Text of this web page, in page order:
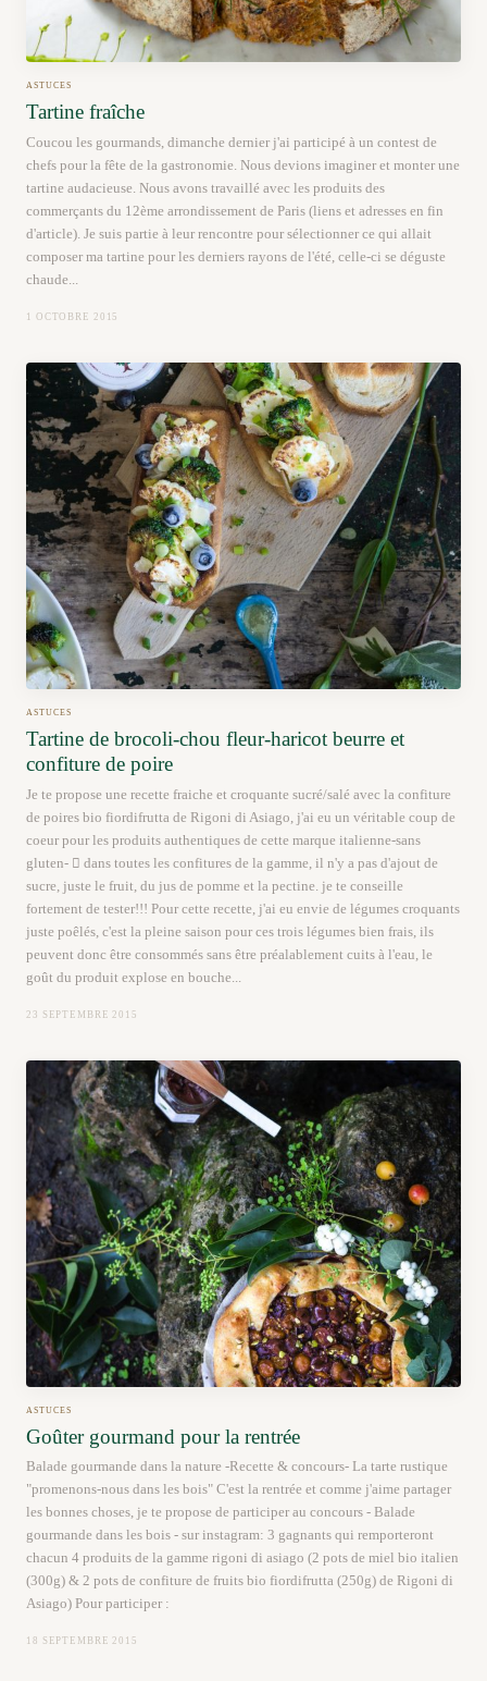
ASTUCES
Tartine fraîche
Coucou les gourmands, dimanche dernier j'ai participé à un contest de
chefs pour la fête de la gastronomie. Nous devions imaginer et monter une
tartine audacieuse. Nous avons travaillé avec les produits des
commerçants du 12ème arrondissement de Paris (liens et adresses en fin
d'article). Je suis partie à leur rencontre pour sélectionner ce qui allait
composer ma tartine pour les derniers rayons de l'été, celle-ci se déguste
chaude...
1 OCTOBRE 2015
ASTUCES
Tartine de brocoli-chou fleur-haricot beurre et
confiture de poire
Je te propose une recette fraiche et croquante sucré/salé avec la confiture
de poires bio fiordifrutta de Rigoni di Asiago, j'ai eu un véritable coup de
coeur pour les produits authentiques de cette marque italienne-sans
gluten-  dans toutes les confitures de la gamme, il n'y a pas d'ajout de
sucre, juste le fruit, du jus de pomme et la pectine. je te conseille
fortement de tester!!! Pour cette recette, j'ai eu envie de légumes croquants
juste poêlés, c'est la pleine saison pour ces trois légumes bien frais, ils
peuvent donc être consommés sans être préalablement cuits à l'eau, le
goût du produit explose en bouche...
23 SEPTEMBRE 2015
ASTUCES
Goûter gourmand pour la rentrée
Balade gourmande dans la nature -Recette & concours- La tarte rustique
"promenons-nous dans les bois" C'est la rentrée et comme j'aime partager
les bonnes choses, je te propose de participer au concours - Balade
gourmande dans les bois - sur instagram: 3 gagnants qui remporteront
chacun 4 produits de la gamme rigoni di asiago (2 pots de miel bio italien
(300g) & 2 pots de confiture de fruits bio fiordifrutta (250g) de Rigoni di
Asiago) Pour participer :
18 SEPTEMBRE 2015